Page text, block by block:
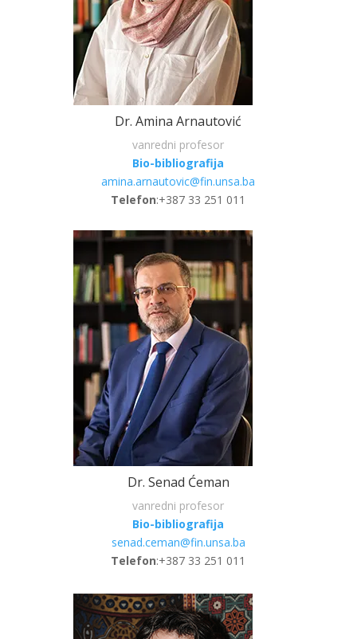
Dr. Amina Arnautović
vanredni profesor
Bio-bibliografija
amina.arnautovic@fin.unsa.ba
Telefon:+387 33 251 011
Dr. Senad Ćeman
vanredni profesor
Bio-bibliografija
senad.ceman@fin.unsa.ba
Telefon:+387 33 251 011